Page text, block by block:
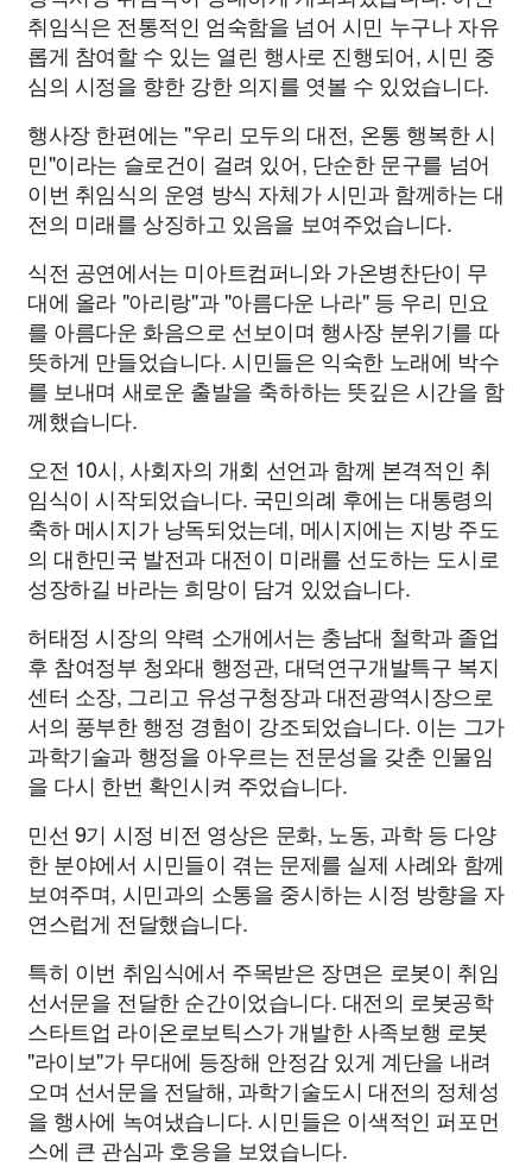
취임식은 전통적인 엄숙함을 넘어 시민 누구나 자유
롭게 참여할 수 있는 열린 행사로 진행되어, 시민 중
심의 시정을 향한 강한 의지를 엿볼 수 있었습니다.
행사장 한편에는 "우리 모두의 대전, 온통 행복한 시
민"이라는 슬로건이 걸려 있어, 단순한 문구를 넘어
이번 취임식의 운영 방식 자체가 시민과 함께하는 대
전의 미래를 상징하고 있음을 보여주었습니다.
식전 공연에서는 미아트컴퍼니와 가온병찬단이 무
대에 올라 "아리랑"과 "아름다운 나라" 등 우리 민요
를 아름다운 화음으로 선보이며 행사장 분위기를 따
뜻하게 만들었습니다. 시민들은 익숙한 노래에 박수
를 보내며 새로운 출발을 축하하는 뜻깊은 시간을 함
께했습니다.
오전 10시, 사회자의 개회 선언과 함께 본격적인 취
임식이 시작되었습니다. 국민의례 후에는 대통령의
축하 메시지가 낭독되었는데, 메시지에는 지방 주도
의 대한민국 발전과 대전이 미래를 선도하는 도시로
성장하길 바라는 희망이 담겨 있었습니다.
허태정 시장의 약력 소개에서는 충남대 철학과 졸업
후 참여정부 청와대 행정관, 대덕연구개발특구 복지
센터 소장, 그리고 유성구청장과 대전광역시장으로
서의 풍부한 행정 경험이 강조되었습니다. 이는 그가
과학기술과 행정을 아우르는 전문성을 갖춘 인물임
을 다시 한번 확인시켜 주었습니다.
민선 9기 시정 비전 영상은 문화, 노동, 과학 등 다양
한 분야에서 시민들이 겪는 문제를 실제 사례와 함께
보여주며, 시민과의 소통을 중시하는 시정 방향을 자
연스럽게 전달했습니다.
특히 이번 취임식에서 주목받은 장면은 로봇이 취임
선서문을 전달한 순간이었습니다. 대전의 로봇공학
스타트업 라이온로보틱스가 개발한 사족보행 로봇
"라이보"가 무대에 등장해 안정감 있게 계단을 내려
오며 선서문을 전달해, 과학기술도시 대전의 정체성
을 행사에 녹여냈습니다. 시민들은 이색적인 퍼포먼
스에 큰 관심과 호응을 보였습니다.